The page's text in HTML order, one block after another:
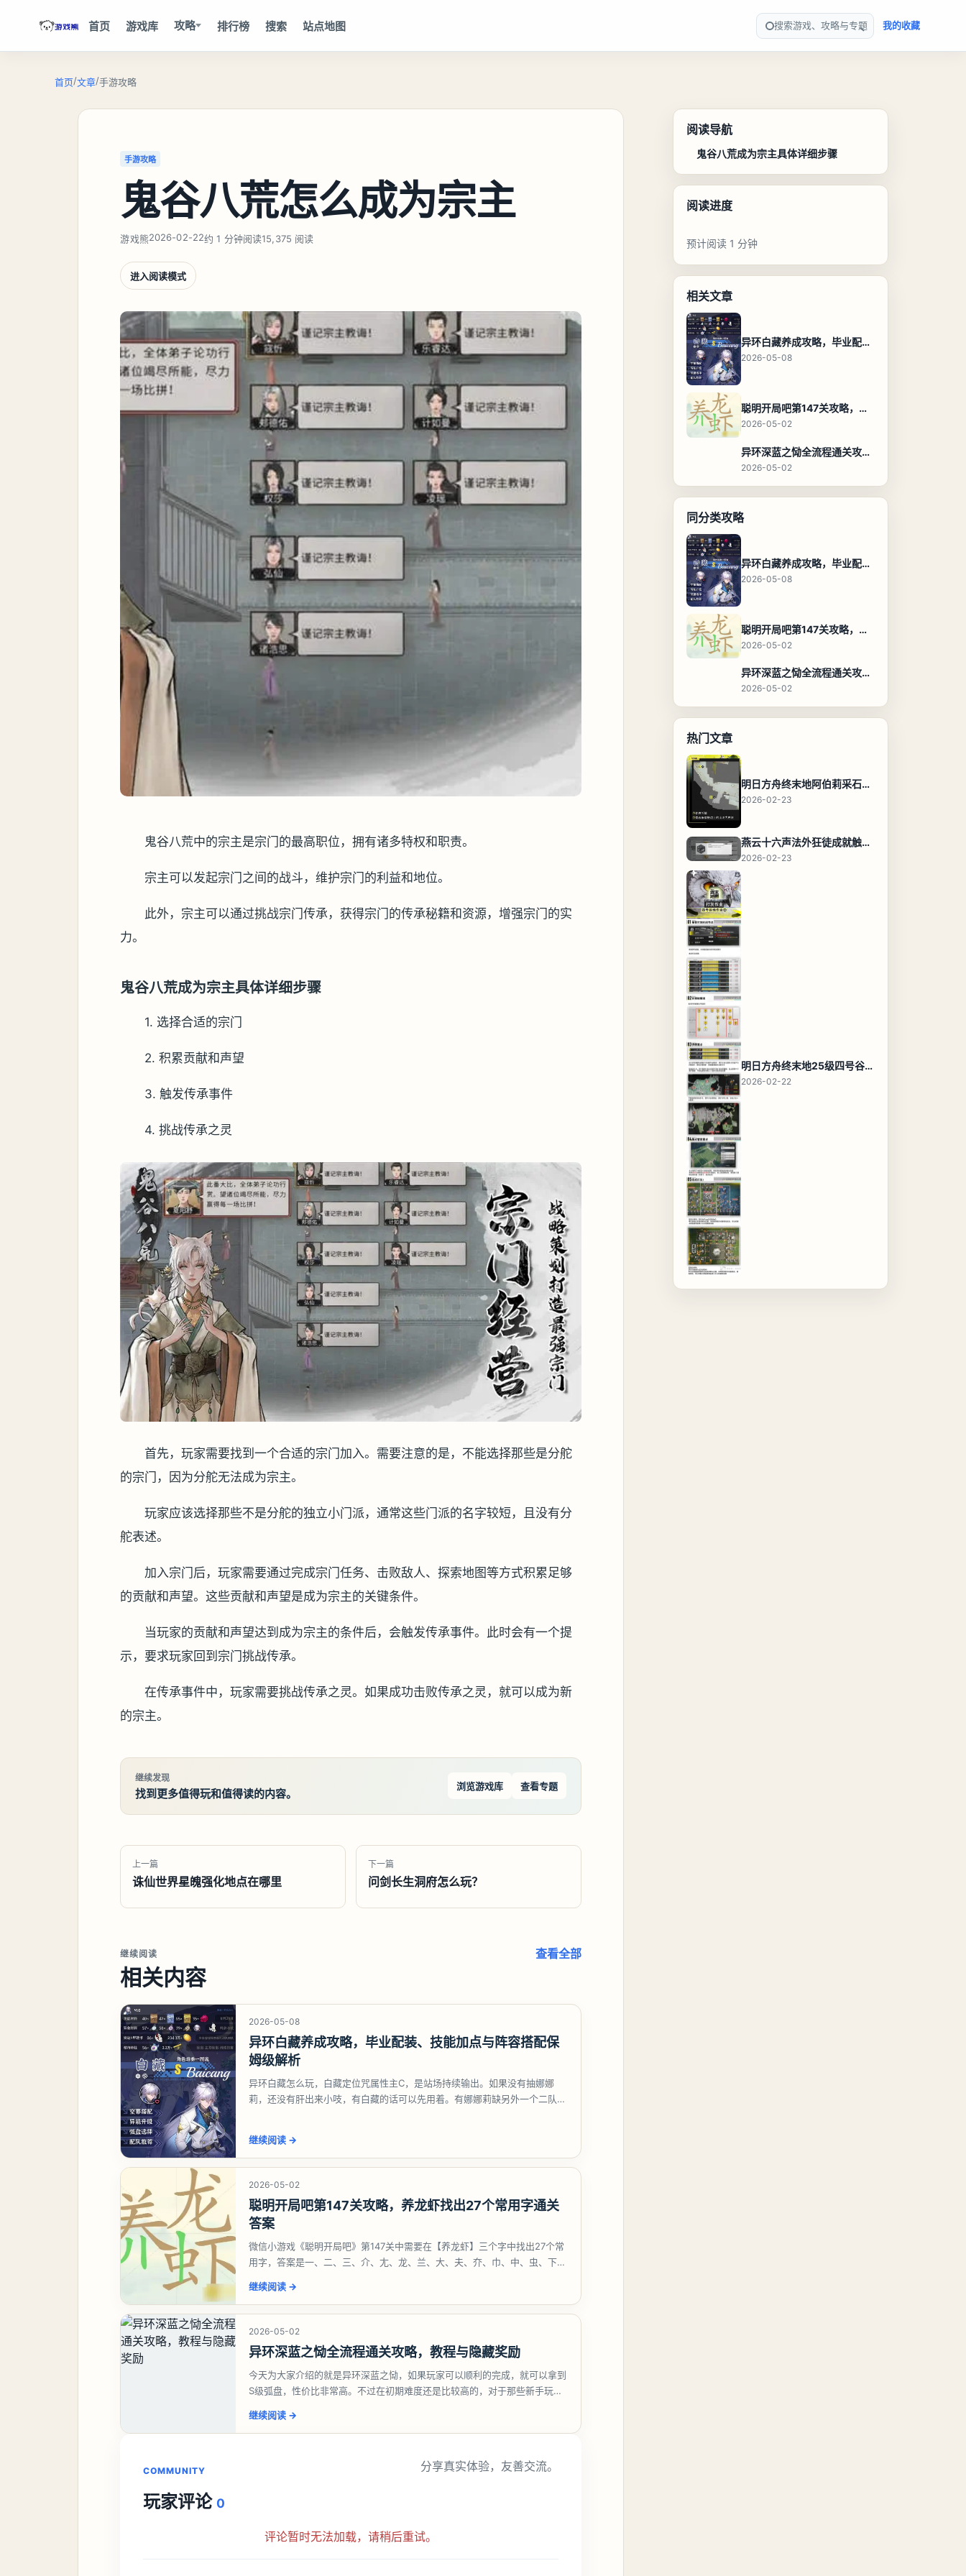
首页 游戏库 攻略 排行榜 搜索 站点地图 搜索游戏、攻略与专题 我的收藏
首页/文章/手游攻略
手游攻略
鬼谷八荒怎么成为宗主
游戏熊2026-02-22约 1 分钟阅读15,375 阅读
进入阅读模式
鬼谷八荒中的宗主是宗门的最高职位，拥有诸多特权和职责。
宗主可以发起宗门之间的战斗，维护宗门的利益和地位。
此外，宗主可以通过挑战宗门传承，获得宗门的传承秘籍和资源，增强宗门的实
力。
鬼谷八荒成为宗主具体详细步骤
1. 选择合适的宗门
2. 积累贡献和声望
3. 触发传承事件
4. 挑战传承之灵
首先，玩家需要找到一个合适的宗门加入。需要注意的是，不能选择那些是分舵
的宗门，因为分舵无法成为宗主。
玩家应该选择那些不是分舵的独立小门派，通常这些门派的名字较短，且没有分
舵表述。
加入宗门后，玩家需要通过完成宗门任务、击败敌人、探索地图等方式积累足够
的贡献和声望。这些贡献和声望是成为宗主的关键条件。
当玩家的贡献和声望达到成为宗主的条件后，会触发传承事件。此时会有一个提
示，要求玩家回到宗门挑战传承。
在传承事件中，玩家需要挑战传承之灵。如果成功击败传承之灵，就可以成为新
的宗主。
继续发现
找到更多值得玩和值得读的内容。
浏览游戏库 查看专题
上一篇
诛仙世界星魄强化地点在哪里
下一篇
问剑长生洞府怎么玩？
继续阅读
相关内容
查看全部
2026-05-08
异环白藏养成攻略，毕业配装、技能加点与阵容搭配保
姆级解析
异环白藏怎么玩，白藏定位咒属性主C，是站场持续输出。如果没有抽娜娜
莉，还没有肝出来小吱，有白藏的话可以先用着。有娜娜莉缺另外一个二队C
继续阅读 →
2026-05-02
聪明开局吧第147关攻略，养龙虾找出27个常用字通关
答案
微信小游戏《聪明开局吧》第147关中需要在【养龙虾】三个字中找出27个常
用字，答案是一、二、三、介、尢、龙、兰、大、夫、夰、巾、中、虫、下、
继续阅读 →
2026-05-02
异环深蓝之恸全流程通关攻略，教程与隐藏奖励
今天为大家介绍的就是异环深蓝之恸，如果玩家可以顺利的完成，就可以拿到
S级弧盘，性价比非常高。不过在初期难度还是比较高的，对于那些新手玩家
继续阅读 →
COMMUNITY
玩家评论 0
分享真实体验，友善交流。
评论暂时无法加载，请稍后重试。
阅读导航
鬼谷八荒成为宗主具体详细步骤
阅读进度
预计阅读 1 分钟
相关文章
异环白藏养成攻略，毕业配装、技能加点与阵容搭配保姆级解析
2026-05-08
聪明开局吧第147关攻略，养龙虾找出27个常用字通关答案
2026-05-02
异环深蓝之恸全流程通关攻略，教程与隐藏奖励
2026-05-02
同分类攻略
异环白藏养成攻略，毕业配装、技能加点与阵容搭配保姆级解析
2026-05-08
聪明开局吧第147关攻略，养龙虾找出27个常用字通关答案
2026-05-02
异环深蓝之恸全流程通关攻略，教程与隐藏奖励
2026-05-02
热门文章
明日方舟终末地阿伯莉采石场宝箱全收集攻略，全点位分布图与路线
2026-02-23
燕云十六声法外狂徒成就触发条件与通关攻略
2026-02-23
明日方舟终末地25级四号谷地基地蓝图，高效布局规划
2026-02-22